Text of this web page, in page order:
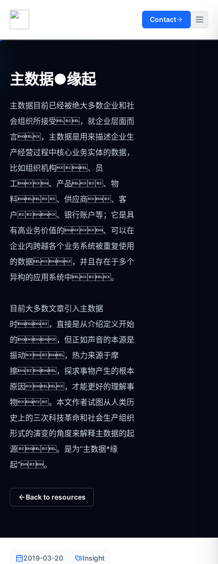
Contact
主数据●缘起
主数据目前已经被绝大多数企业和社
会组织所接受，就企业层面而
言，主数据是用来描述企业生
产经营过程中核心业务实体的数据，
比如组织机构、员
工、产品、物
料、供应商、客
户、银行账户等；它是具
有高业务价值的、可以在
企业内跨越各个业务系统被重复使用
的数据，并且存在于多个
异构的应用系统中。
目前大多数文章引入主数据
时，直接是从介绍定义开始
的，但正如声音的本源是
振动，热力来源于摩
擦，探求事物产生的根本
原因，才能更好的理解事
物。本文作者试图从人类历
史上的三次科技革命和社会生产组织
形式的演变的角度来解释主数据的起
源。是为“主数据*缘
起”。
Back to resources
2019-03-20 Insight